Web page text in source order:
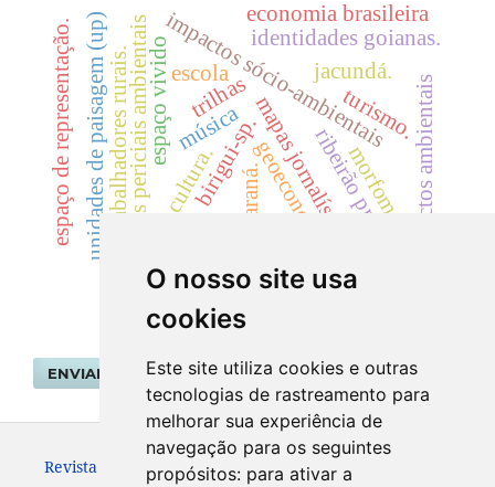
O nosso site usa
cookies
Este site utiliza cookies e outras
tecnologias de rastreamento para
melhorar sua experiência de
navegação para os seguintes
propósitos: para ativar a
mapas jornalísticos
birigui-sp.
impactos sócio-ambientais
jacundá.
laudos periciais ambientais ribeirão preto.
espaço vivido
cultura.
identidades goianas.
economia brasileira
geoeconomia
turismo.
morfometria
trabalhadores rurais. trilhas impactos ambientais
unidades de paisagem (up)
espaço de representação. escola
rio paraná.
música
ENVIAR SUBMISSÃO
Revista Geografar ISSN: 1981-089X